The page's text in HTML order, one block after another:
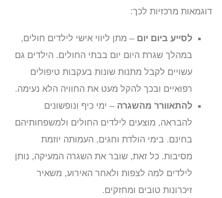
מרכזיות לכך:
לסייע ביום יום – מתן ליווי אישי לילדים חולים,
במהלך שגרת היום יום בבתי החולים. הילדים גם
עשויים לקבל מתנות שונות בעקבות טיפולים
רפואיים ובכך להקל מעט את החוויה הלא נעימה.
להתאוורר מהשגרה– ימי כיף ונופשונים
להבראה, מוצעים לילדים החולים ולמשפחותיהם
בחינם. בימי הולדת וחגים, העמותה יוזמת
מסיבות. כל זאת, שובר את השגרה המעיקה, נותן
לילדים למה לצפות ולאחר האירוע, משאיר
זיכרונות טובים ומחזקים.